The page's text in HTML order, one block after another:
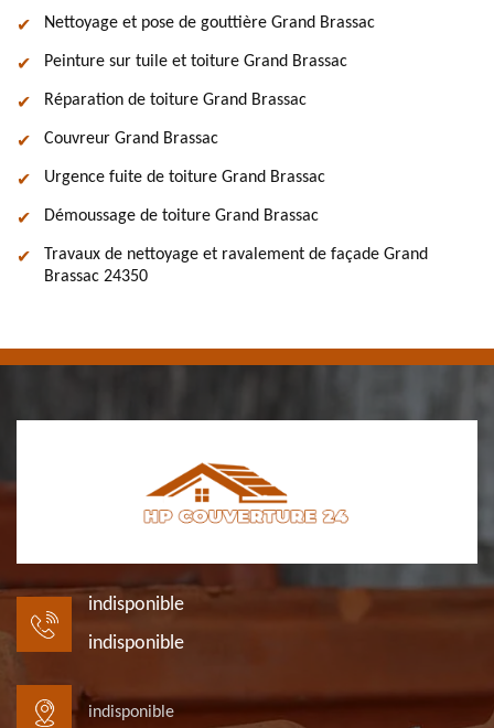
Nettoyage et pose de gouttière Grand Brassac
Peinture sur tuile et toiture Grand Brassac
Réparation de toiture Grand Brassac
Couvreur Grand Brassac
Urgence fuite de toiture Grand Brassac
Démoussage de toiture Grand Brassac
Travaux de nettoyage et ravalement de façade Grand
Brassac 24350
indisponible
indisponible
indisponible